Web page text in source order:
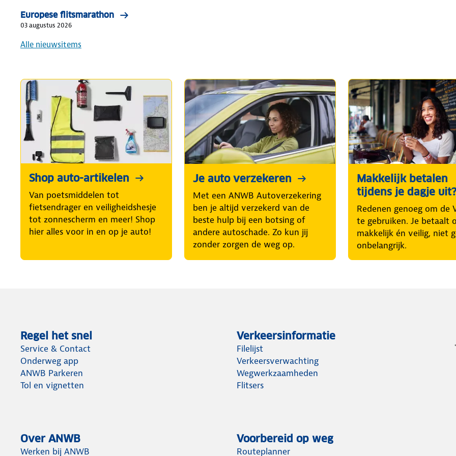
Europese flitsmarathon
03 augustus 2026
Alle nieuwsitems
Shop auto-artikelen
Van poetsmiddelen tot
fietsendrager en veiligheidshesje
tot zonnescherm en meer! Shop
hier alles voor in en op je auto!
Je auto verzekeren
Met een ANWB Autoverzekering
ben je altijd verzekerd van de
beste hulp bij een botsing of
andere autoschade. Zo kun jij
zonder zorgen de weg op.
Makkelijk betalen
tijdens je dagje uit?
Redenen genoeg om de
te gebruiken. Je betaalt
makkelijk én veilig, niet
onbelangrijk.
Regel het snel
Service & Contact
Onderweg app
ANWB Parkeren
Tol en vignetten
Verkeersinformatie
Filelijst
Verkeersverwachting
Wegwerkzaamheden
Flitsers
Over ANWB
Werken bij ANWB
Voorbereid op weg
Routeplanner